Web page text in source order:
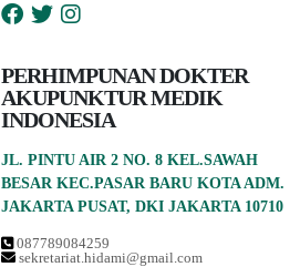
PERHIMPUNAN DOKTER
AKUPUNKTUR MEDIK
INDONESIA
JL. PINTU AIR 2 NO. 8 KEL.SAWAH
BESAR KEC.PASAR BARU KOTA ADM.
JAKARTA PUSAT, DKI JAKARTA 10710
087789084259
sekretariat.hidami@gmail.com